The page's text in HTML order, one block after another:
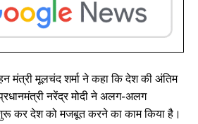
मंत्री मूलचंद शर्मा ने कहा कि देश की अंतिम
नरेंद्र मोदी ने अलग-अलग
कर देश को मजबूत करने का काम किया है।